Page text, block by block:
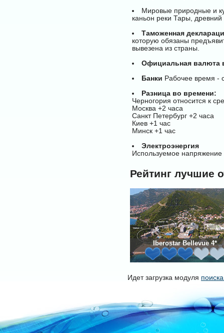
Мировые природные и
каньон реки Тары, древний
Таможенная
которую обязаны
вывезена из страны.
Официальная валюта
Банки Рабочее время -
Разница во времени:
Черногория относится к
Москва +2 часа
Санкт Петербург +2 часа
Киев +1 час
Минск +1 час
Электроэнергия
Используемое напряжение
Рейтинг лучшие
Iberostar Bellevue 4*
Идет загрузка модуля